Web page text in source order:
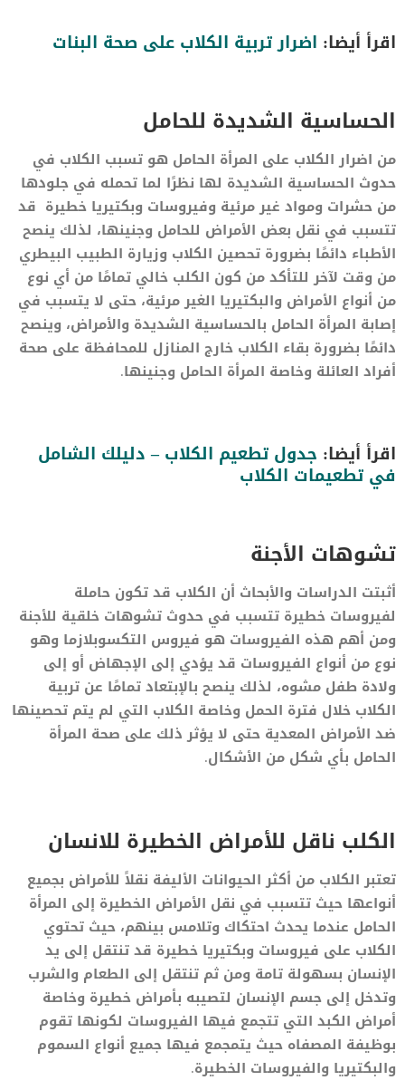
اقرأ أيضا: اضرار تربية الكلاب على صحة البنات
الحساسية الشديدة للحامل
من اضرار الكلاب على المرأة الحامل هو تسبب الكلاب في
حدوث الحساسية الشديدة لها نظرًا لما تحمله في جلودها
من حشرات ومواد غير مرئية وفيروسات وبكتيريا خطيرة قد
تتسبب في نقل بعض الأمراض للحامل وجنينها، لذلك ينصح
الأطباء دائمًا بضرورة تحصين الكلاب وزيارة الطبيب البيطري
من وقت لآخر للتأكد من كون الكلب خالي تمامًا من أي نوع
من أنواع الأمراض والبكتيريا الغير مرئية، حتى لا يتسبب في
إصابة المرأة الحامل بالحساسية الشديدة والأمراض، وينصح
دائمًا بضرورة بقاء الكلاب خارج المنازل للمحافظة على صحة
أفراد العائلة وخاصة المرأة الحامل وجنينها.
اقرأ أيضا: جدول تطعيم الكلاب – دليلك الشامل
في تطعيمات الكلاب
تشوهات الأجنة
أثبتت الدراسات والأبحاث أن الكلاب قد تكون حاملة
لفيروسات خطيرة تتسبب في حدوث تشوهات خلقية للأجنة
ومن أهم هذه الفيروسات هو فيروس التكسوبلازما وهو
نوع من أنواع الفيروسات قد يؤدي إلى الإجهاض أو إلى
ولادة طفل مشوه، لذلك ينصح بالإبتعاد تمامًا عن تربية
الكلاب خلال فترة الحمل وخاصة الكلاب التي لم يتم تحصينها
ضد الأمراض المعدية حتى لا يؤثر ذلك على صحة المرأة
الحامل بأي شكل من الأشكال.
الكلب ناقل للأمراض الخطيرة للانسان
تعتبر الكلاب من أكثر الحيوانات الأليفة نقلاً للأمراض بجميع
أنواعها حيث تتسبب في نقل الأمراض الخطيرة إلى المرأة
الحامل عندما يحدث احتكاك وتلامس بينهم، حيث تحتوي
الكلاب على فيروسات وبكتيريا خطيرة قد تنتقل إلى يد
الإنسان بسهولة تامة ومن ثم تنتقل إلى الطعام والشرب
وتدخل إلى جسم الإنسان لتصيبه بأمراض خطيرة وخاصة
أمراض الكبد التي تتجمع فيها الفيروسات لكونها تقوم
بوظيفة المصفاه حيث يتمجمع فيها جميع أنواع السموم
والبكتيريا والفيروسات الخطيرة.